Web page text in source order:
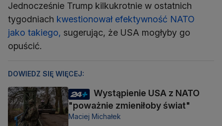
Jednocześnie Trump kilkukrotnie w ostatnich
tygodniach kwestionował efektywność NATO
jako takiego, sugerując, że USA mogłyby go
opuścić.
DOWIEDZ SIĘ WIĘCEJ:
Wystąpienie USA z NATO
"poważnie zmieniłoby świat"
Maciej Michałek